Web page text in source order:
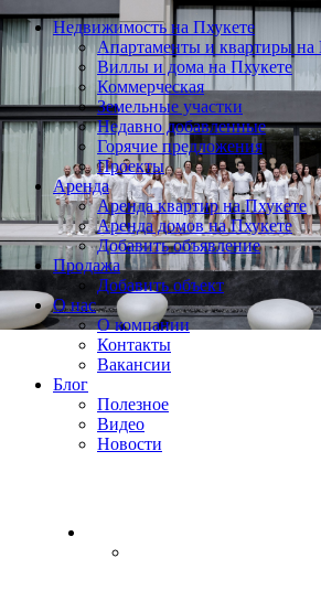
Недвижимость на Пхукете
Апартаменты и квартиры на
Виллы и дома на Пхукете
Коммерческая
Земельные участки
Недавно добавленные
Горячие предложения
Проекты
Аренда
Аренда квартир на Пхукете
Аренда домов на Пхукете
Добавить объявление
Продажа
Добавить объект
О нас
О компании
Контакты
Вакансии
Блог
Полезное
Видео
Новости